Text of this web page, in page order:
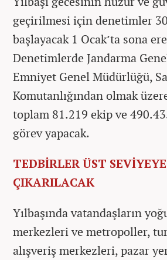
geçirilmesi için denetimler
başlayacak 1 Ocak’ta sona
Denetimlerde Jandarma
Emniyet Genel Müdürlüğü,
Komutanlığından olmak
toplam 81.219 ekip ve
görev yapacak.
TEDBİRLER ÜST SEVİYEYE
ÇIKARILACAK
Yılbaşında vatandaşların
merkezleri ve metropoller,
alışveriş merkezleri, pazar